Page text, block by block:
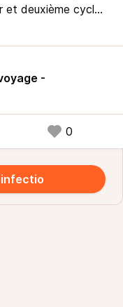
et deuxième cycle
à mener face à
l'ouvrage
de Maladies
-
0